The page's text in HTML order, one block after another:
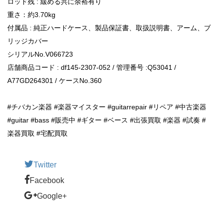
重さ：約3.70kg
付属品 : 純正ハードケース、製品保証書、取扱説明書、アーム、ブ
リッジカバー
シリアルNo.V066723
店舗商品コード : df145-2307-052 / 管理番号 :Q53041 /
A77GD264301 / ケースNo.360
#チバカン楽器 #楽器マイスター #guitarrepair #リペア #中古楽器
#guitar #bass #販売中 #ギター #ベース #出張買取 #楽器 #試奏 #
楽器買取 #宅配買取
Twitter
Facebook
Google+